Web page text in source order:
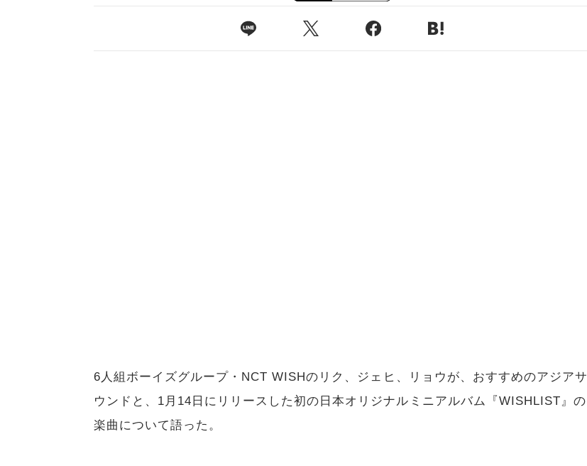
6人組ボーイズグループ・NCT WISHのリク、ジェヒ、リョウが、おすすめのアジアサ
ウンドと、1月14日にリリースした初の日本オリジナルミニアルバム『WISHLIST』の
楽曲について語った。